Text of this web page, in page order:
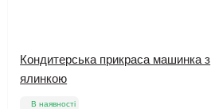
Кондитерська прикраса машинка з
ялинкою
В наявності